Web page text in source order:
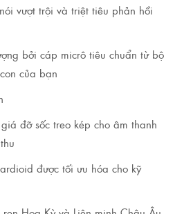
vượt trội và triệt tiêu phản hồi
bởi cáp micrô tiêu chuẩn từ bộ
của bạn
đỡ sốc treo kép cho âm thanh
được tối ưu hóa cho kỹ